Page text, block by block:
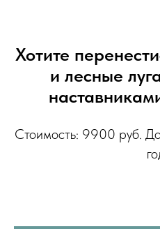
Хотите
и лесные
Стоимость: 9900 руб.